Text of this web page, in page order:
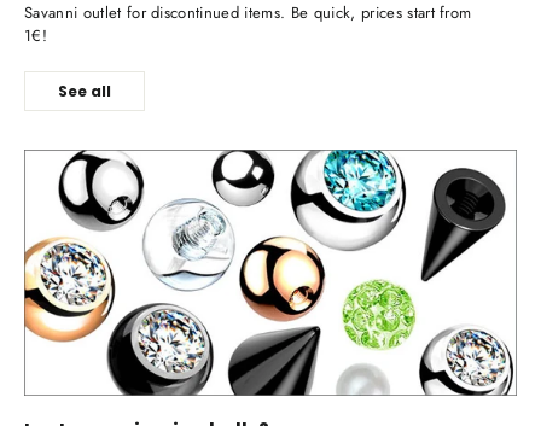
Savanni outlet for discontinued items. Be quick, prices start from
1€!
See all